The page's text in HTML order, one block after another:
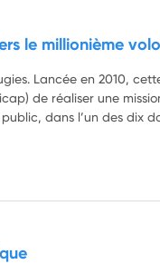
le millionième
Lancée en 2010,
de réaliser une
dans l’un des dix